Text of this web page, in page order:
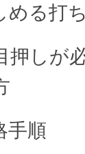
る打
しが
手順